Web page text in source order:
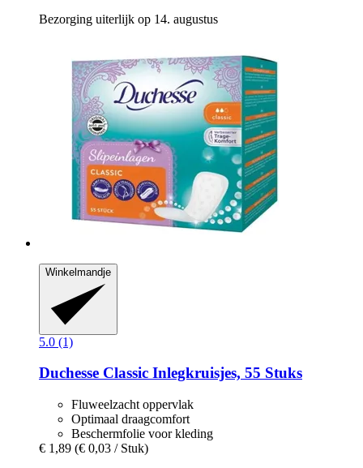
Bezorging uiterlijk op 14. augustus
Winkelmandje
5.0 (1)
Duchesse Classic Inlegkruisjes, 55 Stuks
Fluweelzacht oppervlak
Optimaal draagcomfort
Beschermfolie voor kleding
€ 1,89 (€ 0,03 / Stuk)